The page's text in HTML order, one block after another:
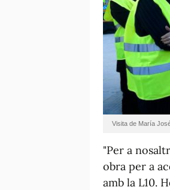
Visita de María
"Per a
obra per a
amb la L10.